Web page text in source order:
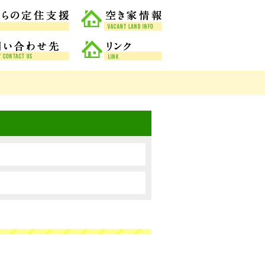
なめがた市からの定住支援
相談窓口・問い合わせ先